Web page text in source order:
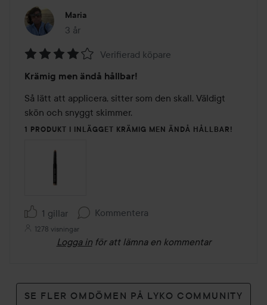
Maria
3 år
Inlägget skapades 3 år
4
av
5
Verifierad köpare
Krämig men ändå hållbar!
Så lätt att applicera, sitter som den skall. Väldigt
skön och snyggt skimmer.
1 PRODUKT I INLÄGGET KRÄMIG MEN ÄNDÅ HÅLLBAR!
1 gillar Kommentera
1278 visningar
Logga in för att lämna en kommentar
SE FLER OMDÖMEN PÅ LYKO COMMUNITY